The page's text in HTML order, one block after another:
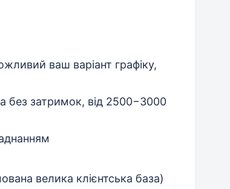
ваш варіант графіку,
без затримок, від 2500−3000
велика клієнтська база)